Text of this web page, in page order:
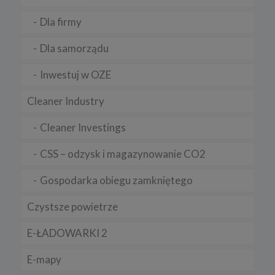
Dla firmy
Dla samorządu
Inwestuj w OZE
Cleaner Industry
Cleaner Investings
CSS – odzysk i magazynowanie CO2
Gospodarka obiegu zamkniętego
Czystsze powietrze
E-ŁADOWARKI 2
E-mapy
Chrome, Firefox, Safari
Pamiętaj, że zmiana ustawienia plików cookies i podobnych
technologii może wpłynąć na sposób funkcjonowania naszego